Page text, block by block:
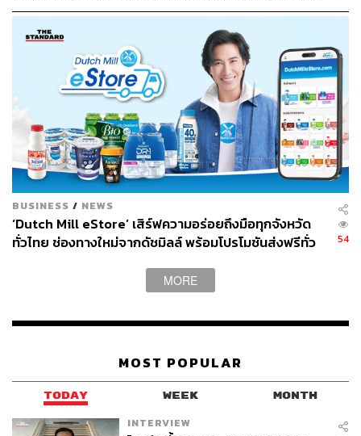
กต์ล่าช้า
BUSINESS / NEWS
‘Dutch Mill eStore’ เสิร์ฟความอร่อยถึงมือทุกจังหวัด
ทั่วไทย ช่องทางใหม่จากดัชมิลล์ พร้อมโปรโมชันส่งฟรีทั่ว
เย็นตรงจากโรงงาน [ADVERTORIAL]
54
MORE
MOST POPULAR
TODAY WEEK MONTH
INTERVIEW